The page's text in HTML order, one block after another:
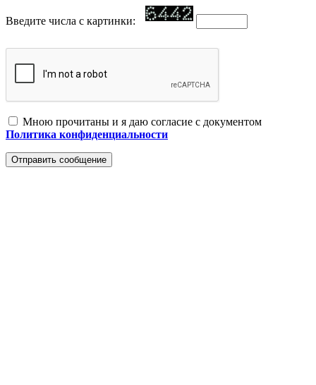
Введите числа с картинки:
Мною прочитаны и я даю согласие с документом
Политика конфиденциальности